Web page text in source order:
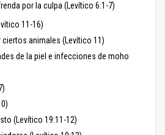
por la culpa (Levítico 6:1-7)
11-16)
animales (Levítico 11)
de la piel e infecciones de moho
(Levítico 19:11-12)